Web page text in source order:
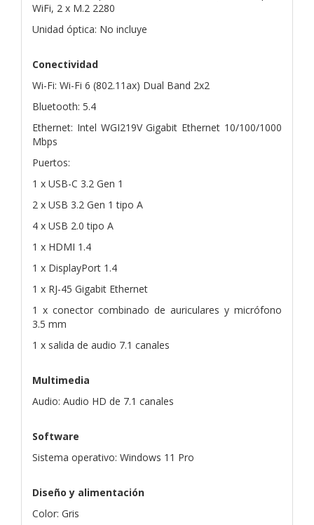
WiFi, 2 x M.2 2280
Unidad óptica: No incluye
Conectividad
Wi-Fi: Wi-Fi 6 (802.11ax) Dual Band 2x2
Bluetooth: 5.4
Ethernet: Intel WGI219V Gigabit Ethernet 10/100/1000
Mbps
Puertos:
1 x USB-C 3.2 Gen 1
2 x USB 3.2 Gen 1 tipo A
4 x USB 2.0 tipo A
1 x HDMI 1.4
1 x DisplayPort 1.4
1 x RJ-45 Gigabit Ethernet
1 x conector combinado de auriculares y micrófono
3.5 mm
1 x salida de audio 7.1 canales
Multimedia
Audio: Audio HD de 7.1 canales
Software
Sistema operativo: Windows 11 Pro
Diseño y alimentación
Color: Gris